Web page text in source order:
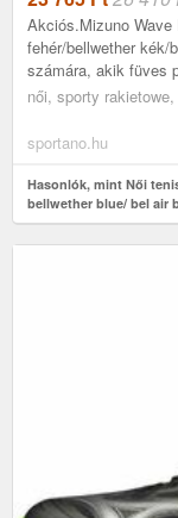
Akciós.Mizuno
fehér/bellwether kék/
számára, akik füves
női, sporty
sportano.hu
Hasonlók, mint Női
bellwether blue/ bel air